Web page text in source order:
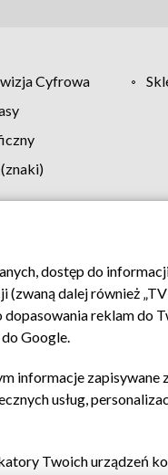
Cyfrowa
Kontakt
dostęp do
dalej również
reklam do
Google.
informacje
usług,
Twoich urządzeń